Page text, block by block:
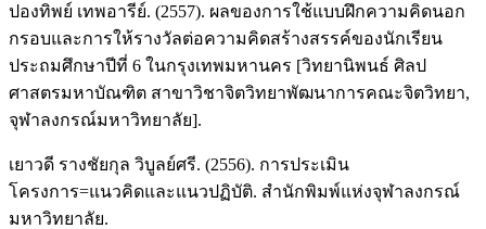
ปองทิพย์ เทพอารีย์. (2557). ผลของการใช้แบบฝึกความคิดนอก
กรอบและการให้รางวัลต่อความคิดสร้างสรรค์ของนักเรียน
ประถมศึกษาปีที่ 6 ในกรุงเทพมหานคร [วิทยานิพนธ์ ศิลป
ศาสตรมหาบัณฑิต สาขาวิชาจิตวิทยาพัฒนาการคณะจิตวิทยา,
จุฬาลงกรณ์มหาวิทยาลัย].
เยาวดี รางชัยกุล วิบูลย์ศรี. (2556). การประเมิน
โครงการ=แนวคิดและแนวปฏิบัติ. สำนักพิมพ์แห่งจุฬาลงกรณ์
มหาวิทยาลัย.